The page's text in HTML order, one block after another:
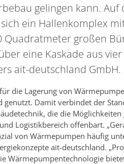
gelingen kann.
ein Hallenkomplex
Quadratmeter großen
eine Kaskade aus
ait-deutschland GmbH.
die Lagerung von
Damit verbindet der
die die Möglichkeiten
Logistikbereich offenbart.
von Wärmepumpen häufig
ait-deutschland.
Wärmepumpentechnologie